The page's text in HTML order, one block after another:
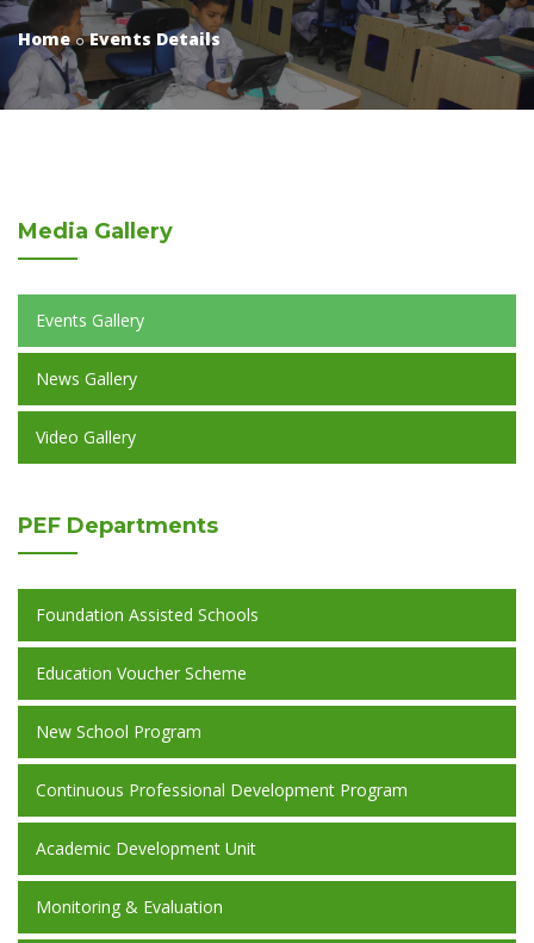
Home Events Details
Media Gallery
Events Gallery
News Gallery
Video Gallery
PEF Departments
Foundation Assisted Schools
Education Voucher Scheme
New School Program
Continuous Professional Development Program
Academic Development Unit
Monitoring & Evaluation